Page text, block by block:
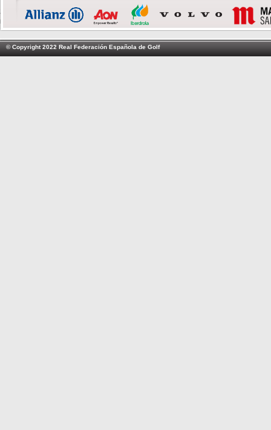
© Copyright 2022 Real Federación Española de Golf